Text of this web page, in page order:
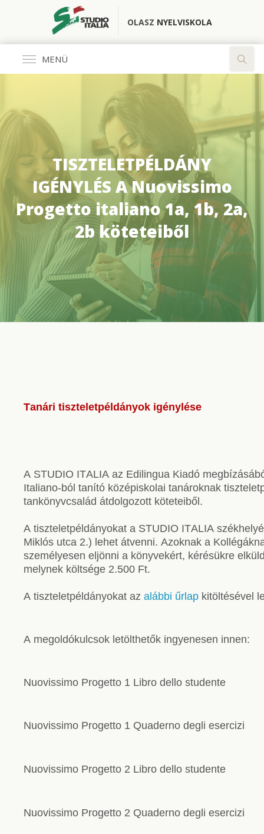
OLASZ NYELVISKOLA
MENÜ
FŐOLDAL
KÖNYVESBOLT
RÓLUNK
OLASZ CLUB
FORDÍTÓ IRODA
ELÉRHETŐSÉGEK
Szolgáltatások
SPANYOL TANFOLYAM OLASZOSOKNAK
NYELVTANFOLYAMOK OLASZORSZÁGBAN
TISZTELETPÉLDÁNY
IGÉNYLÉS A Nuovissimo
Progetto italiano 1a, 1b, 2a,
2b köteteiből
Tanári tiszteletpéldányok igénylése
A STUDIO ITALIA az Edilingua Kiadó
Italiano-ból tanító középiskolai tanároknak
tankönyvcsalád átdolgozott köteteiből.
A tiszteletpéldányokat a STUDIO ITALIA
Miklós utca 2.) lehet átvenni. Azoknak a
személyesen eljönni a könyvekért, kérésükre
melynek költsége 2.500 Ft.
A tiszteletpéldányokat az alábbi űrlap kitöltésével
A megoldókulcsok letölthetők ingyenesen innen:
Nuovissimo Progetto 1 Libro dello studente
Nuovissimo Progetto 1 Quaderno degli esercizi
Nuovissimo Progetto 2 Libro dello studente
Nuovissimo Progetto 2 Quaderno degli esercizi